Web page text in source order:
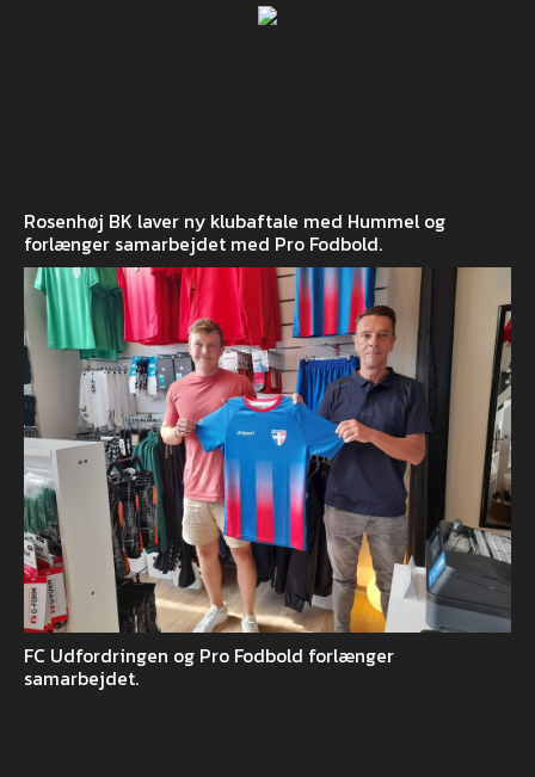
Rosenhøj BK laver ny klubaftale med Hummel og
forlænger samarbejdet med Pro Fodbold.
FC Udfordringen og Pro Fodbold forlænger
samarbejdet.